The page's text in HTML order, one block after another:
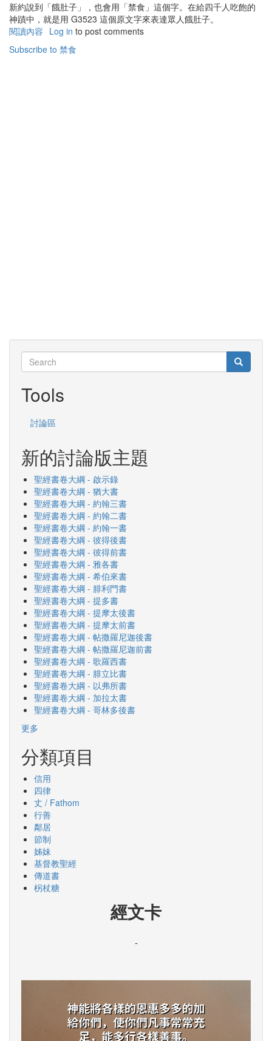
新約說到「餓肚子」，也會用「禁食」這個字。在給四千人吃飽的
神蹟中，就是用 G3523 這個原文字來表達眾人餓肚子。
閱讀內容 有
聖
Log in to post comments
Subscribe to 禁食
Search
Search Search
Tools
討論區
新的討論版主題
聖經書卷大綱 - 啟示錄
聖經書卷大綱 - 猶大書
聖經書卷大綱 - 約翰三書
聖經書卷大綱 - 約翰二書
聖經書卷大綱 - 約翰一書
聖經書卷大綱 - 彼得後書
聖經書卷大綱 - 彼得前書
聖經書卷大綱 - 雅各書
聖經書卷大綱 - 希伯來書
聖經書卷大綱 - 腓利門書
聖經書卷大綱 - 提多書
聖經書卷大綱 - 提摩太後書
聖經書卷大綱 - 提摩太前書
聖經書卷大綱 - 帖撒羅尼迦後書
聖經書卷大綱 - 帖撒羅尼迦前書
聖經書卷大綱 - 歌羅西書
聖經書卷大綱 - 腓立比書
聖經書卷大綱 - 以弗所書
聖經書卷大綱 - 加拉太書
聖經書卷大綱 - 哥林多後書
更多
分類項目
信用
四律
丈 / Fathom
行善
鄰居
節制
姊妹
基督教聖經
傳道書
柺杖糖
經文卡
-